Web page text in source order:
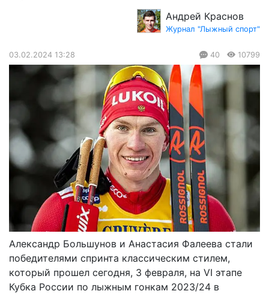
Андрей Краснов
Журнал "Лыжный спорт"
03.02.2024 13:28 40 10799
Александр Большунов и Анастасия Фалеева стали
победителями спринта классическим стилем,
который прошел сегодня, 3 февраля, на VI этапе
Кубка России по лыжным гонкам 2023/24 в